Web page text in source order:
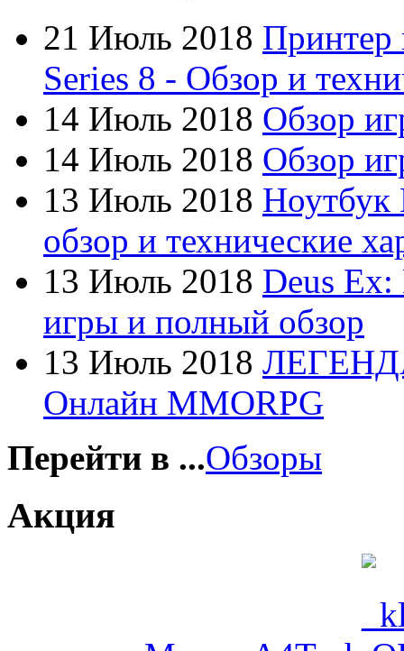
Dell
Dex(3)
Everest
Firtech
Flyper
Foxconn
Fujitsu
G-cube
Gelezka
Gembird
Gemix
Gigabyte
21 Июль 2018 Принтер
Series 8 - Обзор и
14 Июль 2018 Обзор
14 Июль 2018 Обзор
13 Июль 2018 Ноутбук
обзор и технические
13 Июль 2018 Deus
игры и полный обзор
13 Июль 2018
Онлайн MMORPG
Перейти в ...Обзоры
Акция